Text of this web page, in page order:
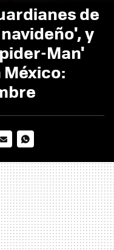
de
y
Man'
México: